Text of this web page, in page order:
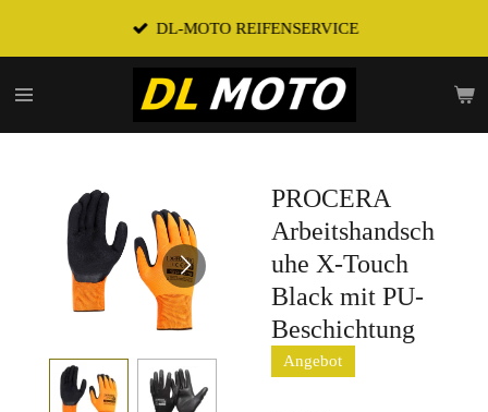
DL-MOTO REIFENSERVICE
PROCERA
Arbeitshandsch
uhe X-Touch
Black mit PU-
Beschichtung
Angebot